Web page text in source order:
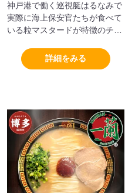
神戸港で働く巡視艇はるなみで
実際に海上保安官たちが食べて
いる粒マスタードが特徴のチキ
詳細をみる